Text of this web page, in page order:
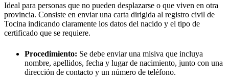
Ideal para personas que no pueden desplazarse o que viven en otra
provincia. Consiste en enviar una carta dirigida al registro civil de
Tocina indicando claramente los datos del nacido y el tipo de
certificado que se requiere.
Procedimiento: Se debe enviar una misiva que incluya
nombre, apellidos, fecha y lugar de nacimiento, junto con una
dirección de contacto y un número de teléfono.